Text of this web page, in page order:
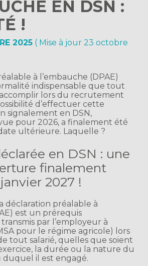
EN DSN :
!
2025 ( Mise à jour 23 octobre
à l’embauche (DPAE)
indispensable que tout
lors du recrutement
d’effectuer cette
signalement en DSN,
pour 2026, a finalement été
ultérieure. Laquelle ?
en DSN : une
finalement
2027 !
déclaration préalable à
est un prérequis
par l’employeur à
pour le régime agricole) lors
tout salarié, quelles que soient
la durée ou la nature du
il est engagé.